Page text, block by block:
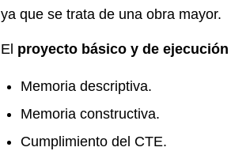
ya que se trata de una obra mayor.
El proyecto básico y de ejecución
Memoria descriptiva.
Memoria constructiva.
Cumplimiento del CTE.